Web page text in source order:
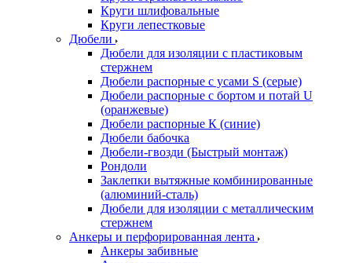
Круги шлифовальные
Круги лепестковые
Дюбели
Дюбели для изоляции с пластиковым
стержнем
Дюбели распорные с усами S (серые)
Дюбели распорные c бортом и потай U
(оранжевые)
Дюбели распорные К (синие)
Дюбели бабочка
Дюбели-гвозди (Быстрый монтаж)
Рондоли
Заклепки вытяжные комбинированные
(алюминий-сталь)
Дюбели для изоляции с металлическим
стержнем
Анкеры и перфорированная лента
Анкеры забивные